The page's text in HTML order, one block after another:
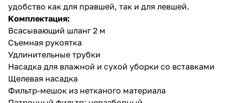
удобство как для правшей, так и для левшей.
Комплектация:
Всасывающий шланг 2 м
Съемная рукоятка
Удлинительные трубки
Насадка для влажной и сухой уборки со вставками
Щелевая насадка
Фильтр-мешок из нетканого материала